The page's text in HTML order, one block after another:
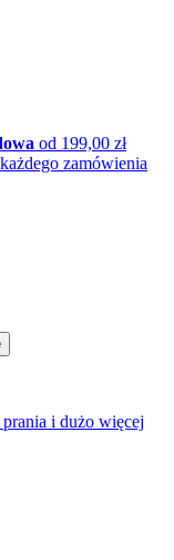
od 199,00 zł
zamówienia
i dużo więcej